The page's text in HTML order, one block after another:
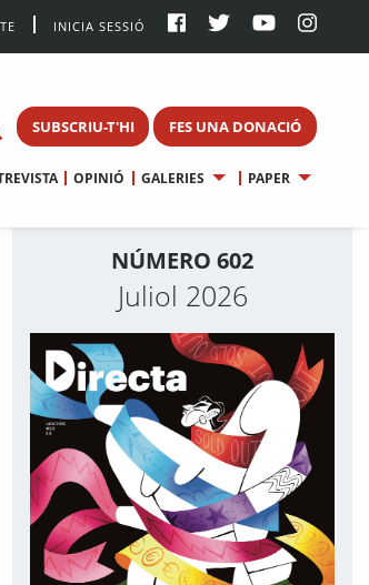
INICIA SESSIÓ
SUBSCRIU-T'HI FES UNA DONACIÓ
OPINIÓ GALERIES PAPER
NÚMERO 602
Juliol 2026